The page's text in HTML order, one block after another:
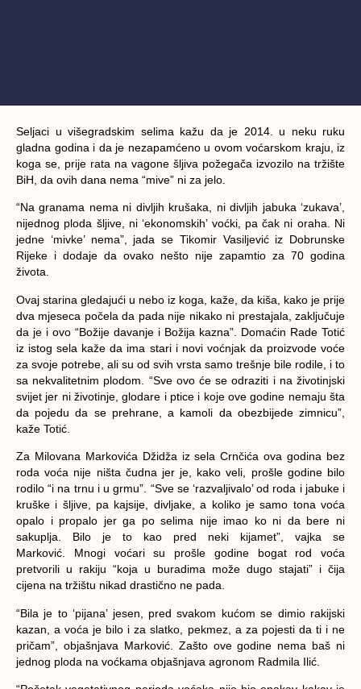
Seljaci u višegradskim selima kažu da je 2014. u neku ruku
gladna godina i da je nezapamćeno u ovom voćarskom kraju, iz
koga se, prije rata na vagone šljiva požegača izvozilo na tržište
BiH, da ovih dana nema “mive” ni za jelo.
“Na granama nema ni divljih krušaka, ni divljih jabuka ‘zukava’,
nijednog ploda šljive, ni ‘ekonomskih’ voćki, pa čak ni oraha. Ni
jedne ‘mivke’ nema”, jada se Tikomir Vasiljević iz Dobrunske
Rijeke i dodaje da ovako nešto nije zapamtio za 70 godina
života.
Ovaj starina gledajući u nebo iz koga, kaže, da kiša, kako je prije
dva mjeseca počela da pada nije nikako ni prestajala, zaključuje
da je i ovo “Božije davanje i Božija kazna”. Domaćin Rade Totić
iz istog sela kaže da ima stari i novi voćnjak da proizvode voće
za svoje potrebe, ali su od svih vrsta samo trešnje bile rodile, i to
sa nekvalitetnim plodom. “Sve ovo će se odraziti i na životinjski
svijet jer ni životinje, glodare i ptice i koje ove godine nemaju šta
da pojedu da se prehrane, a kamoli da obezbijede zimnicu”,
kaže Totić.
Za Milovana Markovića Džidža iz sela Crnčića ova godina bez
roda voća nije ništa čudna jer je, kako veli, prošle godine bilo
rodilo “i na trnu i u grmu”. “Sve se ‘razvaljivalo’ od roda i jabuke i
kruške i šljive, pa kajsije, divljake, a koliko je samo tona voća
opalo i propalo jer ga po selima nije imao ko ni da bere ni
sakuplja. Bilo je to kao pred neki kijamet”, vajka se
Marković. Mnogi voćari su prošle godine bogat rod voća
pretvorili u rakiju “koja u buradima može dugo stajati” i čija
cijena na tržištu nikad drastično ne pada.
“Bila je to ‘pijana’ jesen, pred svakom kućom se dimio rakijski
kazan, a voća je bilo i za slatko, pekmez, a za pojesti da ti i ne
pričam”, objašnjava Marković. Zašto ove godine nema baš ni
jednog ploda na voćkama objašnjava agronom Radmila Ilić.